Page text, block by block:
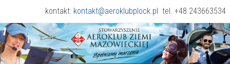
content
kontakt: kontakt@aeroklubplock.pl tel. +48 243663534